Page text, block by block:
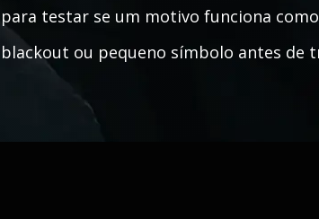
para testar se um motivo funciona
blackout ou pequeno símbolo antes de